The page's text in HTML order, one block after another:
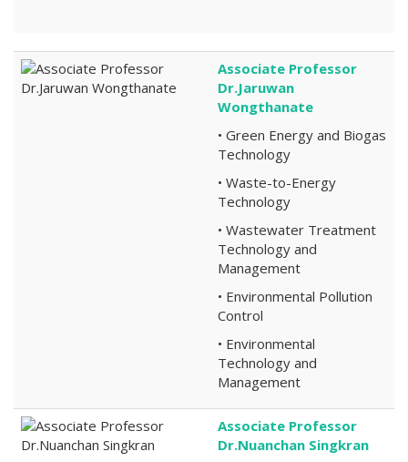
Associate Professor
Dr.Jaruwan
Wongthanate
• Green Energy and Biogas
Technology
• Waste-to-Energy
Technology
• Wastewater Treatment
Technology and
Management
• Environmental Pollution
Control
• Environmental
Technology and
Management
Associate Professor
Dr.Nuanchan Singkran